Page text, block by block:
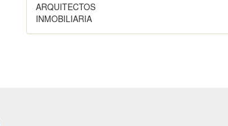
ARQUITECTOS
INMOBILIARIA